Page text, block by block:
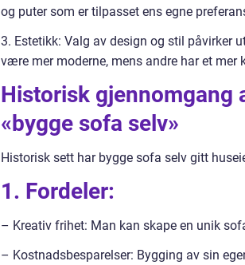
og puter som er tilpasset ens egne
3. Estetikk: Valg av design og stil påvirker
være mer moderne, mens andre har et mer
Historisk gjennomgang
«bygge sofa selv»
Historisk sett har bygge sofa selv gitt
1. Fordeler:
– Kreativ frihet: Man kan skape en unik
– Kostnadsbesparelser: Bygging av sin